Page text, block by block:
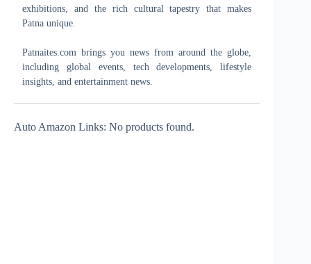
exhibitions, and the rich cultural tapestry that makes
Patna unique.
Patnaites.com brings you news from around the globe,
including global events, tech developments, lifestyle
insights, and entertainment news.
Auto Amazon Links: No products found.